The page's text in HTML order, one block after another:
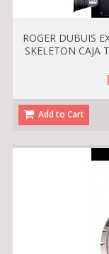
ROGER DUBUIS
SKELETON CAJA
Add to Cart